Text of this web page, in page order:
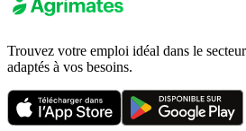
Trouvez votre emploi idéal dans le
adaptés à vos besoins.